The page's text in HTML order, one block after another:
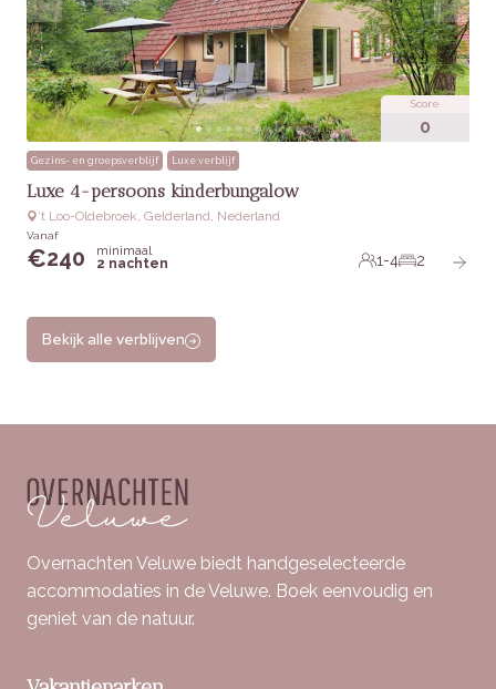
Score
0
Gezins- en groepsverblijf Luxe verblijf
Luxe 4-persoons kinderbungalow
‘t Loo-Oldebroek, Gelderland, Nederland
Vanaf
€240
minimaal
2 nachten
1-4 2
Bekijk alle verblijven
Overnachten Veluwe biedt handgeselecteerde
accommodaties in de Veluwe. Boek eenvoudig en
geniet van de natuur.